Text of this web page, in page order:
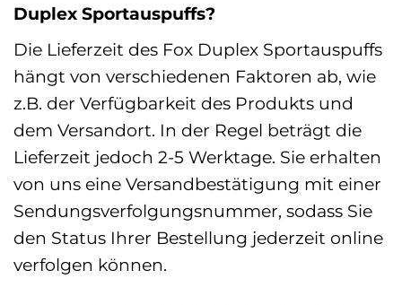
Duplex Sportauspuffs?
Die Lieferzeit des Fox Duplex Sportauspuffs
hängt von verschiedenen Faktoren ab, wie
z.B. der Verfügbarkeit des Produkts und
dem Versandort. In der Regel beträgt die
Lieferzeit jedoch 2-5 Werktage. Sie erhalten
von uns eine Versandbestätigung mit einer
Sendungsverfolgungsnummer, sodass Sie
den Status Ihrer Bestellung jederzeit online
verfolgen können.